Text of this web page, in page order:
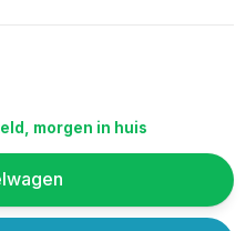
morgen in huis